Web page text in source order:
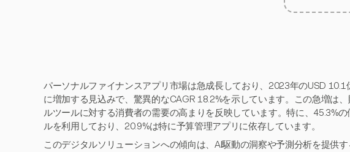
パーソナルファイナンスアプリ市場は急成長しており、2023年のUSD
に増加する見込みで、驚異的なCAGR 18.2%を示しています。この急増は
ルツールに対する消費者の需要の高まりを反映しています。特に、45.3%
ルを利用しており、20.9%は特に予算管理アプリに依存しています。
このデジタルソリューションへの傾向は、AI駆動の洞察や予測分析を提供